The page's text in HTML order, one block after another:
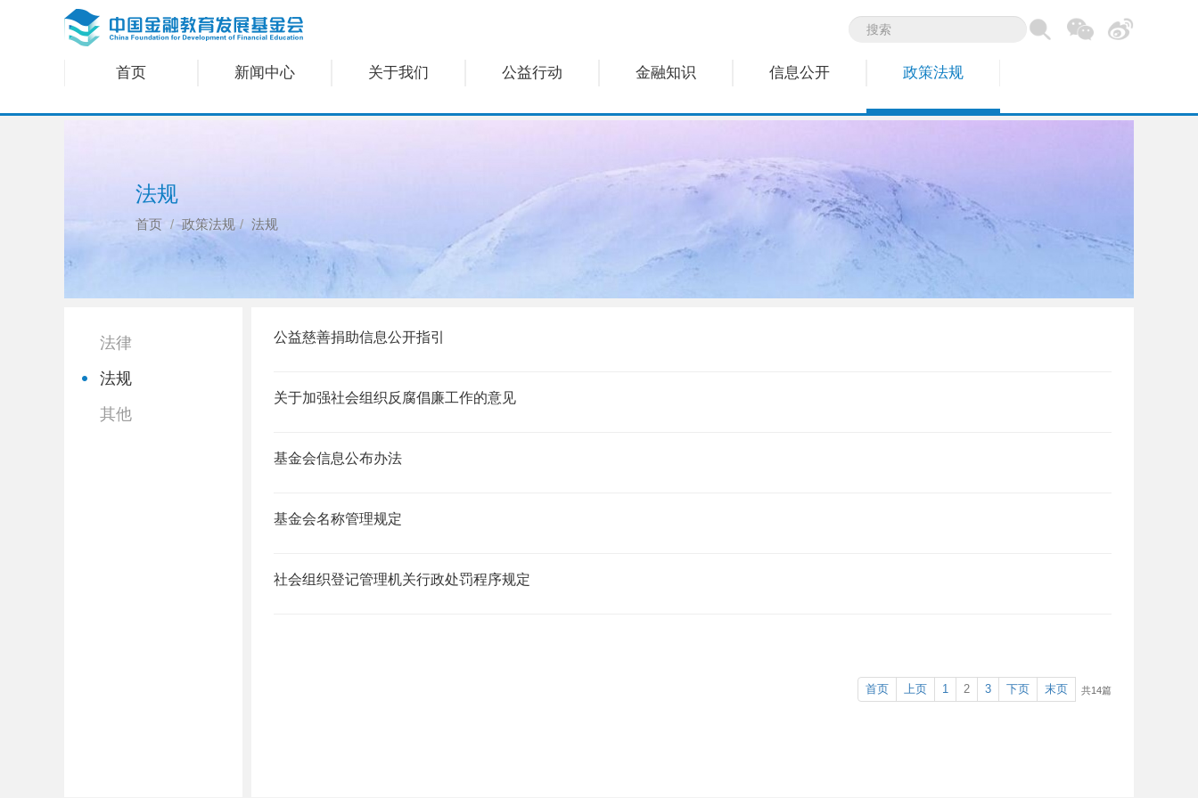
首页 新闻中心 关于我们 公益行动 金融知识 信息公开 政策法规
法规
首页 政策法规 法规
法律
法规
其他
公益慈善捐助信息公开指引
关于加强社会组织反腐倡廉工作的意见
基金会信息公布办法
基金会名称管理规定
社会组织登记管理机关行政处罚程序规定
首页 上页 1 2 3 下页 末页 共14篇